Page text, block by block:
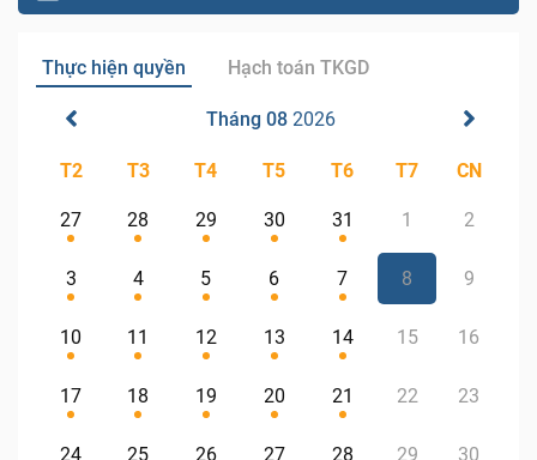
Thực hiện quyền Hạch toán TKGD
Tháng 08 2026
T2 T3 T4 T5 T6 T7 CN
27 28 29 30 31 1 2
3 4 5 6 7 8 9
10 11 12 13 14 15 16
17 18 19 20 21 22 23
24 25 26 27 28 29 30